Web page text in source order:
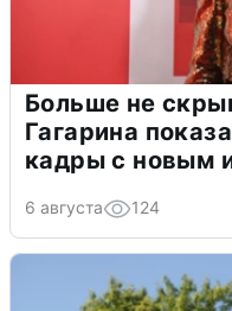
Больше не
Гагарина
кадры с новым
6 августа 124